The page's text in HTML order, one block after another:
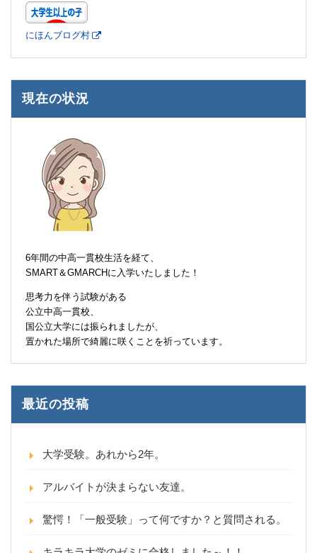
にほんブログ村
現在の状況
6年間の中高一貫校生活を経て、
SMART＆GMARCHに入学いたしました！
思考力を伴う試験がある
公立中高一貫校、
国公立大学には振られましたが、
置かれた場所で綺麗に咲くことを祈っています。
最近の投稿
大学受験。あれから2年。
アルバイトが決まらない友達。
驚愕！「一般受験」って何ですか？と質問される。